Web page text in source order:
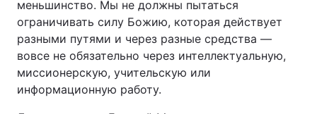
меньшинство. Мы не должны пытаться
ограничивать силу Божию, которая действует
разными путями и через разные средства —
вовсе не обязательно через интеллектуальную,
миссионерскую, учительскую или
информационную работу.